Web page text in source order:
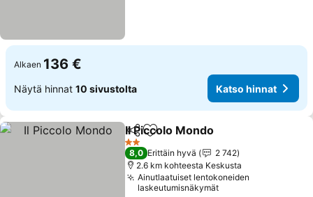
Alkaen 136 €
Näytä hinnat 10 sivustolta Katso hinnat
Jaa Lisää suosikkeihin
Il Piccolo Mondo
2 Tähtiluokitus
8,0 Erittäin hyvä
2 742
2.6 km kohteesta Keskusta
Ainutlaatuiset lentokoneiden
laskeutumisnäkymät